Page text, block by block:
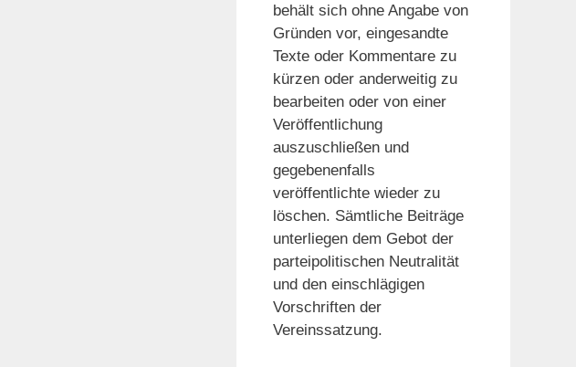
behält sich ohne Angabe von
Gründen vor, eingesandte
Texte oder Kommentare zu
kürzen oder anderweitig zu
bearbeiten oder von einer
Veröffentlichung
auszuschließen und
gegebenenfalls
veröffentlichte wieder zu
löschen. Sämtliche Beiträge
unterliegen dem Gebot der
parteipolitischen Neutralität
und den einschlägigen
Vorschriften der
Vereinssatzung.